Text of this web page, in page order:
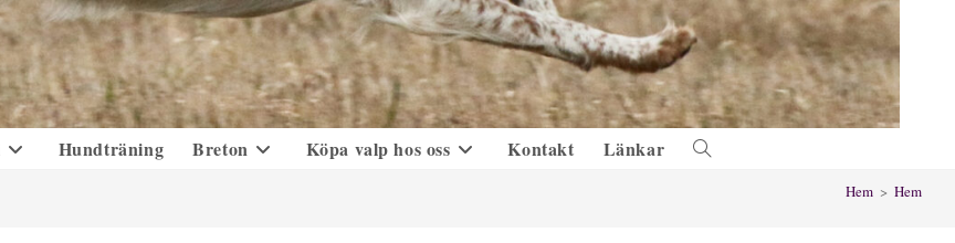
Hundträning Breton Köpa valp hos oss Kontakt Länkar
Slå
Hem > Hem